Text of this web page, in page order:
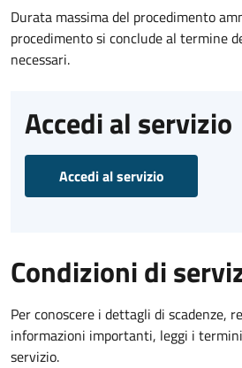
Durata massima del procedimento
procedimento si conclude al termine
necessari.
Accedi al servizio
Accedi al servizio
Condizioni di
Per conoscere i dettagli di scadenze,
informazioni importanti, leggi i
servizio.